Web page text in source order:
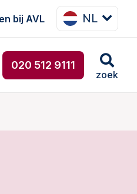
bij AVL NL
020 512 9111
zoek